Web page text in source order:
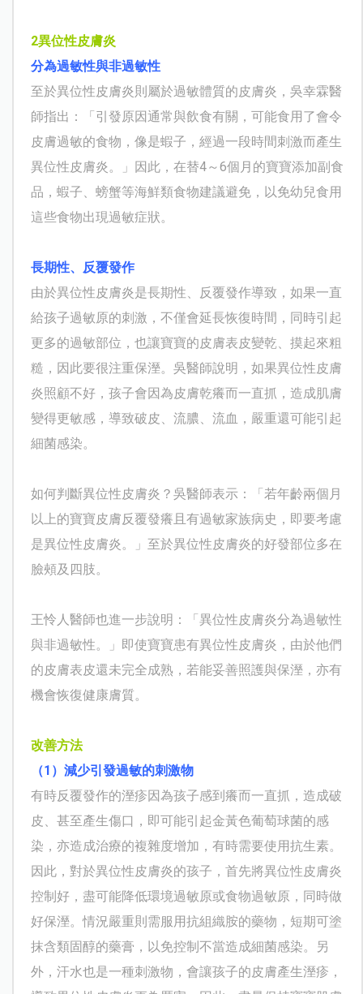
2異位性皮膚炎
分為過敏性與非過敏性
至於異位性皮膚炎則屬於過敏體質的皮膚炎，吳幸霖醫
師指出：「引發原因通常與飲食有關，可能食用了會令
皮膚過敏的食物，像是蝦子，經過一段時間刺激而產生
異位性皮膚炎。」因此，在替4～6個月的寶寶添加副食
品，蝦子、螃蟹等海鮮類食物建議避免，以免幼兒食用
這些食物出現過敏症狀。
長期性、反覆發作
由於異位性皮膚炎是長期性、反覆發作導致，如果一直
給孩子過敏原的刺激，不僅會延長恢復時間，同時引起
更多的過敏部位，也讓寶寶的皮膚表皮變乾、摸起來粗
糙，因此要很注重保溼。吳醫師說明，如果異位性皮膚
炎照顧不好，孩子會因為皮膚乾癢而一直抓，造成肌膚
變得更敏感，導致破皮、流膿、流血，嚴重還可能引起
細菌感染。
如何判斷異位性皮膚炎？吳醫師表示：「若年齡兩個月
以上的寶寶皮膚反覆發癢且有過敏家族病史，即要考慮
是異位性皮膚炎。」至於異位性皮膚炎的好發部位多在
臉頰及四肢。
王怜人醫師也進一步說明：「 異位性皮膚炎分為過敏性
與非過敏性。」即使寶寶患有異位性皮膚炎，由於他們
的皮膚表皮還未完全成熟，若能妥善照護與保溼，亦有
機會恢復健康膚質。
改善方法
（1）減少引發過敏的刺激物
有時反覆發作的溼疹因為孩子感到癢而一直抓，造成破
皮、甚至產生傷口，即可能引起金黃色葡萄球菌的感
染，亦造成治療的複雜度增加，有時需要使用抗生素。
因此，對於異位性皮膚炎的孩子，首先將異位性皮膚炎
控制好，盡可能降低環境過敏原或食物過敏原，同時做
好保溼。情況嚴重則需服用抗組織胺的藥物，短期可塗
抹含類固醇的藥膏，以免控制不當造成細菌感染。另
外，汗水也是一種刺激物，會讓孩子的皮膚產生溼疹，